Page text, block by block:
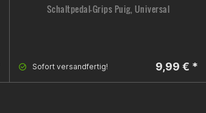
Schaltpedal-Grips Puig, Universal
Sofort versandfertig! 9,99 € *